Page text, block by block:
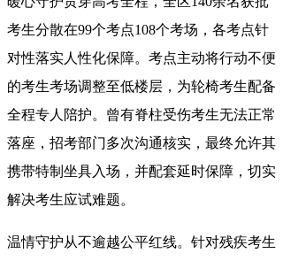
考生分散在99个考点108个考场，各考点针
对性落实人性化保障。考点主动将行动不便
的考生考场调整至低楼层，为轮椅考生配备
全程专人陪护。曾有脊柱受伤考生无法正常
落座，招考部门多次沟通核实，最终允许其
携带特制坐具入场，并配套延时保障，切实
解决考生应试难题。
温情守护从不逾越公平红线。针对残疾考生